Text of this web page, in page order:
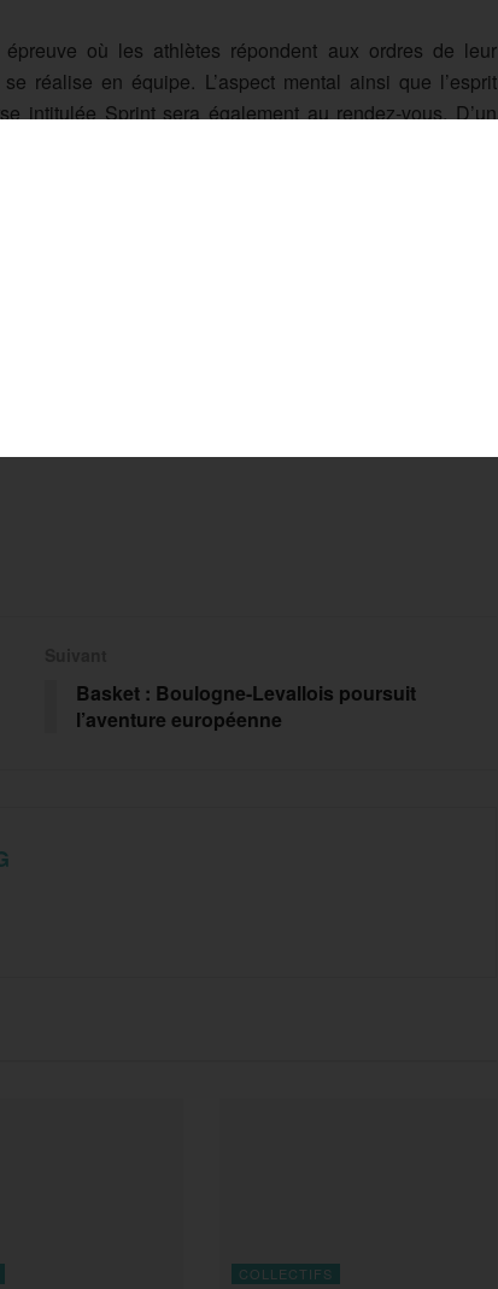
où les athlètes répondent aux ordres de leur
réalise en équipe. L’aspect mental ainsi que l’esprit
intitulée Sprint sera également au rendez-vous. D’un
Basket : Boulogne-Levallois poursuit
l’aventure européenne
COLLECTIFS